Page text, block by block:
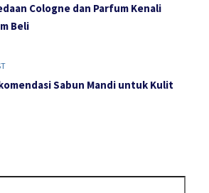
Cologne dan Parfum Kenali
Beli
Sabun Mandi untuk Kulit